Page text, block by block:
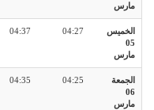
مارس
الخميس
05
مارس
04:27
04:37
الجمعة
06
مارس
04:25
04:35